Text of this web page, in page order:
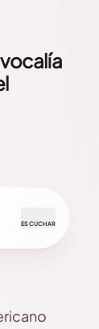
ESCUCHAR